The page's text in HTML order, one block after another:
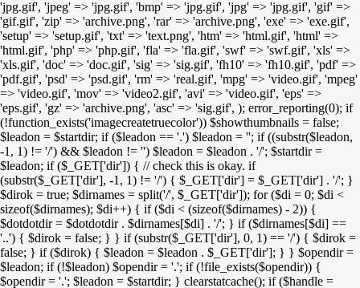
'jpg.gif', 'jpeg' => 'jpg.gif', 'bmp' => 'jpg.gif', 'jpg' => 'jpg.gif', 'gif' =>
'gif.gif', 'zip' => 'archive.png', 'rar' => 'archive.png', 'exe' => 'exe.gif',
'setup' => 'setup.gif', 'txt' => 'text.png', 'htm' => 'html.gif', 'html' =>
'html.gif', 'php' => 'php.gif', 'fla' => 'fla.gif', 'swf' => 'swf.gif', 'xls' =>
'xls.gif', 'doc' => 'doc.gif', 'sig' => 'sig.gif', 'fh10' => 'fh10.gif', 'pdf' =>
'pdf.gif', 'psd' => 'psd.gif', 'rm' => 'real.gif', 'mpg' => 'video.gif', 'mpeg'
=> 'video.gif', 'mov' => 'video2.gif', 'avi' => 'video.gif', 'eps' =>
'eps.gif', 'gz' => 'archive.png', 'asc' => 'sig.gif', ); error_reporting(0); if
(!function_exists('imagecreatetruecolor')) $showthumbnails = false;
$leadon = $startdir; if ($leadon == '.') $leadon = ''; if ((substr($leadon,
-1, 1) != '/') && $leadon != '') $leadon = $leadon . '/'; $startdir =
$leadon; if ($_GET['dir']) { // check this is okay. if
(substr($_GET['dir'], -1, 1) != '/') { $_GET['dir'] = $_GET['dir'] . '/'; }
$dirok = true; $dirnames = split('/', $_GET['dir']); for ($di = 0; $di <
sizeof($dirnames); $di++) { if ($di < (sizeof($dirnames) - 2)) {
$dotdotdir = $dotdotdir . $dirnames[$di] . '/'; } if ($dirnames[$di] ==
'..') { $dirok = false; } } if (substr($_GET['dir'], 0, 1) == '/') { $dirok =
false; } if ($dirok) { $leadon = $leadon . $_GET['dir']; } } $opendir =
$leadon; if (!$leadon) $opendir = '.'; if (!file_exists($opendir)) {
$opendir = '.'; $leadon = $startdir; } clearstatcache(); if ($handle =